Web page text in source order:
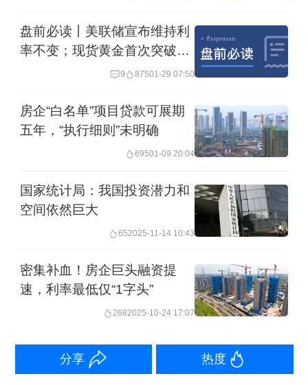
二、融资监管不断趋严，开发商被迫“高
周转”
政，不同于以往对限贷、限购等“一刀
切”手段的高度依赖，长效机制下需求端
资行为，做好房地产金融审慎管理。
2016年10月起，限制发债资金用途、打
盘前必读丨美联储宣布维持利
率不变；现货黄金首次突破
5500美元/盎司大关
9 87501-29 07:50
房企“白名单”项目贷款可展期
五年，“执行细则”未明确
69501-09 20:04
国家统计局：我国投资潜力和
空间依然巨大
652025-11-14 10:43
密集补血！房企巨头融资提
速，利率最低仅“1字头”
2682025-10-24 17:07
分享 热度